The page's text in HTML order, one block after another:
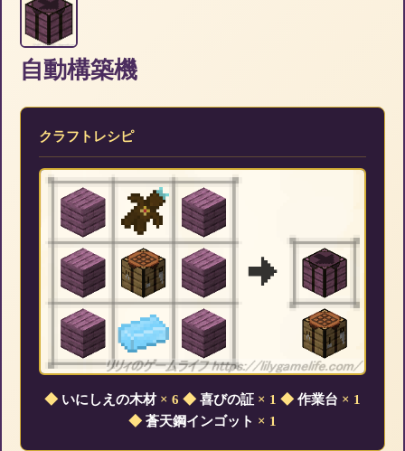
自動構築機
クラフトレシピ
◆ いにしえの木材 × 6 ◆ 喜びの証 × 1 ◆ 作業台 × 1
◆ 蒼天鋼インゴット × 1